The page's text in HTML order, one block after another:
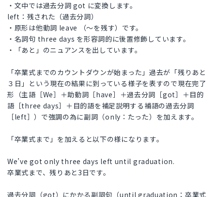
・文中では過去分詞 got に変換します。
left：残された（過去分詞）
・原形は他動詞 leave （～を残す）です。
・名詞句 three days を形容詞的に後置修飾しています。
・「あと」のニュアンスを出しています。
「卒業式までのカウントダウンが始まった」過去が「残りあと
３日」という現在の結果に到っている様子を表すので現在完了
形（主語［We］＋助動詞［have］＋過去分詞［got］＋目的
語［three days］＋目的語を補足説明する補語の過去分詞
［left］）で強調の為に副詞（only：たった）を加えます。
「卒業式まで」を加えると以下の様になります。
We’ve got only three days left until graduation.
卒業式まで、残りあと3日です。
過去分詞（got）にかかる副詞句（until graduation：卒業式